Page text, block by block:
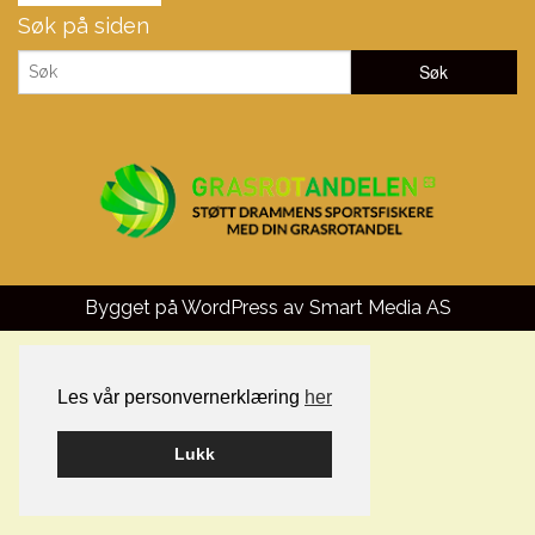
Les vår personvernerklæring her
Lukk
Søk på siden
Bygget på WordPress av Smart Media AS